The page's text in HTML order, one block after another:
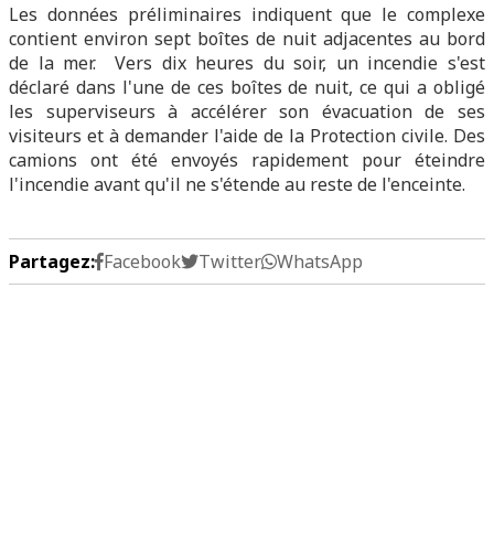
Les données préliminaires indiquent que le complexe
contient environ sept boîtes de nuit adjacentes au bord
de la mer. Vers dix heures du soir, un incendie s'est
déclaré dans l'une de ces boîtes de nuit, ce qui a obligé
les superviseurs à accélérer son évacuation de ses
visiteurs et à demander l'aide de la Protection civile. Des
camions ont été envoyés rapidement pour éteindre
l'incendie avant qu'il ne s'étende au reste de l'enceinte.
Partagez: Facebook Twitter WhatsApp